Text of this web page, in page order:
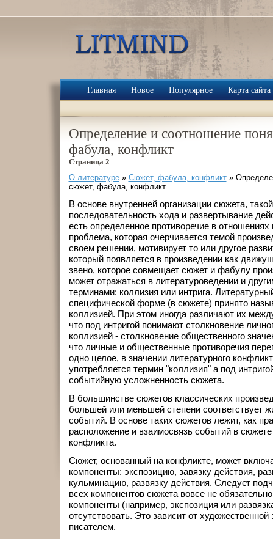
Главная Новое Популярное Карта сайта
Определение и соотношение
фабула, конфликт
Страница 2
О литературе» Сюжет, фабула, конфликт»
сюжет, фабула, конфликт
В основе внутренней организации сюжета,
последовательность хода и развертывание
есть определенное противоречие в
проблема, которая очерчивается темой
своем решении, мотивирует то или другое
который появляется в произведении как
звено, которое совмещает сюжет и фабулу
может отражаться в литературоведении и
терминами: коллизия или интрига.
специфической форме (в сюжете) принято
коллизией. При этом иногда различают их
что под интригой понимают столкновение
коллизией - столкновение общественного
что личные и общественные противоречия
одно целое, в значении литературного
употребляется термин "коллизия" а под
событийную усложненность сюжета.
В большинстве сюжетов классических
большей или меньшей степени соответствует
событий. В основе таких сюжетов лежит, как
расположение и взаимосвязь событий в
конфликта.
Сюжет, основанный на конфликте, может
компоненты: экспозицию, завязку действия,
кульминацию, развязку действия. Следует
всех компонентов сюжета вовсе не
компоненты (например, экспозиция или
отсутствовать. Это зависит от
писателем.